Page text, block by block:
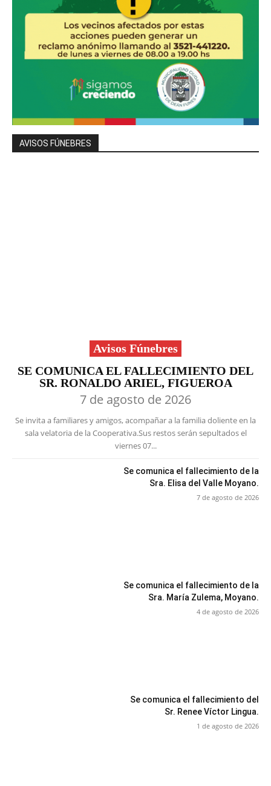
AVISOS FÚNEBRES
Avisos Fúnebres
SE COMUNICA EL FALLECIMIENTO DEL
SR. RONALDO ARIEL, FIGUEROA
7 de agosto de 2026
Se invita a familiares y amigos, acompañar a la familia doliente en la
sala velatoria de la Cooperativa.Sus restos serán sepultados el
viernes 07...
Se comunica el fallecimiento de la
Sra. Elisa del Valle Moyano.
7 de agosto de 2026
Se comunica el fallecimiento de la
Sra. María Zulema, Moyano.
4 de agosto de 2026
Se comunica el fallecimiento del
Sr. Renee Víctor Lingua.
1 de agosto de 2026